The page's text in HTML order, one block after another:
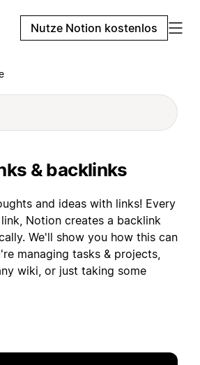
Nutze Notion kostenlos
& backlinks
and ideas with links! Every
Notion creates a backlink
We'll show you how this can
managing tasks & projects,
wiki, or just taking some